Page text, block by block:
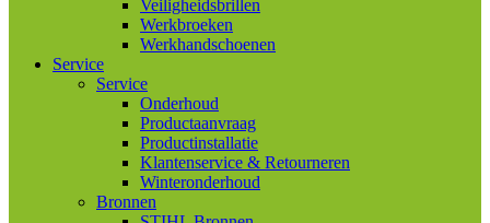
Veiligheidsbrillen
Werkbroeken
Werkhandschoenen
Service
Service
Onderhoud
Productaanvraag
Productinstallatie
Klantenservice & Retourneren
Winteronderhoud
Bronnen